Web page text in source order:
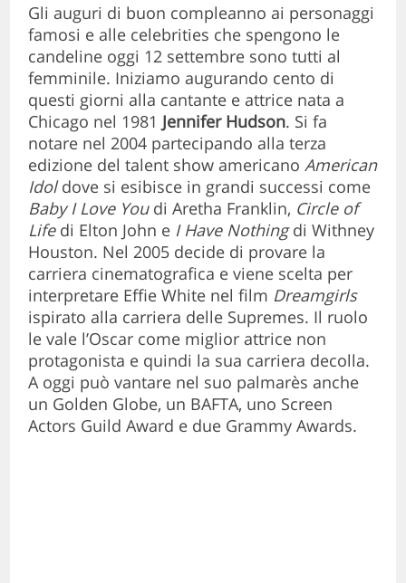
Gli auguri di buon compleanno ai personaggi
famosi e alle celebrities che spengono le
candeline oggi 12 settembre sono tutti al
femminile. Iniziamo augurando cento di
questi giorni alla cantante e attrice nata a
Chicago nel 1981 Jennifer Hudson. Si fa
notare nel 2004 partecipando alla terza
edizione del talent show americano American
Idoldove si esibisce in grandi successi come
Baby I Love Youdi Aretha Franklin, Circle of
Lifedi Elton John e I Have Nothingdi Withney
Houston. Nel 2005 decide di provare la
carriera cinematografica e viene scelta per
interpretare Effie White nel film Dreamgirls
ispirato alla carriera delle Supremes. Il ruolo
le vale l’Oscar come miglior attrice non
protagonista e quindi la sua carriera decolla.
A oggi può vantare nel suo palmarès anche
un Golden Globe, un BAFTA, uno Screen
Actors Guild Award e due Grammy Awards.